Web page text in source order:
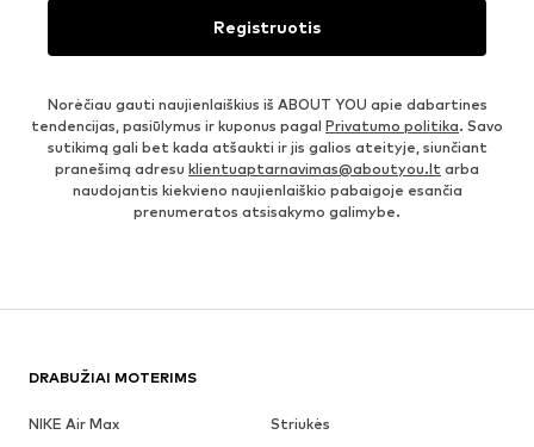
Registruotis
Norėčiau gauti naujienlaiškius iš ABOUT YOU apie dabartines
tendencijas, pasiūlymus ir kuponus pagal Privatumo politika. Savo
sutikimą gali bet kada atšaukti ir jis galios ateityje, siunčiant
pranešimą adresu klientuaptarnavimas@aboutyou.lt arba
naudojantis kiekvieno naujienlaiškio pabaigoje esančia
prenumeratos atsisakymo galimybe.
DRABUŽIAI MOTERIMS
NIKE Air Max
Striukės